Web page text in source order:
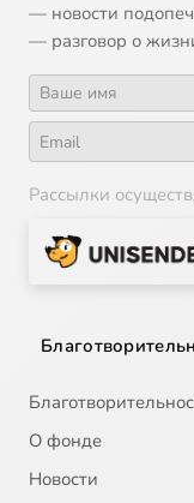
— новости
— разговор о
Рассылки
О фонде
Новости